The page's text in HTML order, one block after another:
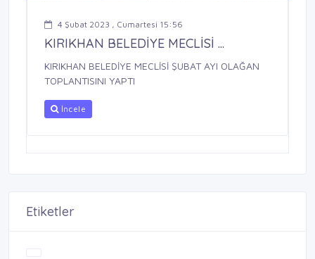
4 Şubat 2023 , Cumartesi 15:56
KIRIKHAN BELEDİYE MECLİSİ ...
KIRIKHAN BELEDİYE MECLİSİ ŞUBAT AYI OLAĞAN
TOPLANTISINI YAPTI
İncele
Etiketler